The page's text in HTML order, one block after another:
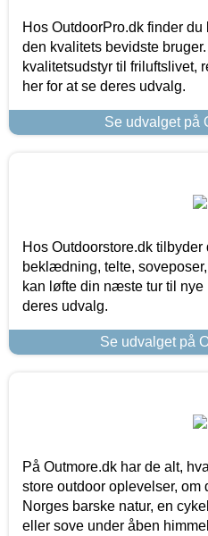
Hos OutdoorPro.dk finder
den kvalitets bevidste
kvalitetsudstyr til friluftslivet,
her for at se deres udvalg.
Se udvalget på
Hos Outdoorstore.dk tilbyder
beklædning, telte,
kan løfte din næste tur til nye
deres udvalg.
Se udvalget på
På Outmore.dk har de alt,
store outdoor oplevelser, om
Norges barske natur, en
eller sove under åben